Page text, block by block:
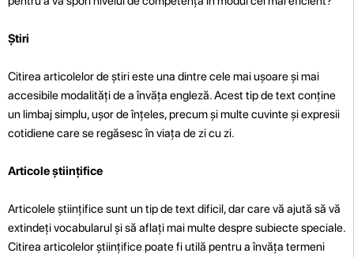
Știri
Citirea articolelor de știri este una dintre cele mai ușoare și mai
accesibile modalități de a învăța engleză. Acest tip de text conține
un limbaj simplu, ușor de înțeles, precum și multe cuvinte și expresii
cotidiene care se regăsesc în viața de zi cu zi.
Articole științifice
Articolele științifice sunt un tip de text dificil, dar care vă ajută să vă
extindeți vocabularul și să aflați mai multe despre subiecte speciale.
Citirea articolelor științifice poate fi utilă pentru a învăța termeni